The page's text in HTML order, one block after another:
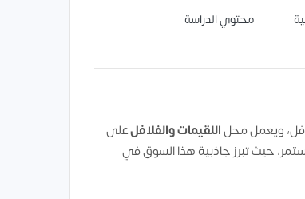
محتوي الدراسة
ويعمل محلاللقيمات والفلافلعلى
حيث تبرز جاذبية هذا السوق في